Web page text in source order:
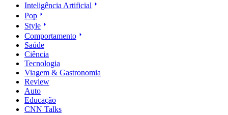
Inteligência Artificial
Pop
Style
Comportamento
Saúde
Ciência
Tecnologia
Viagem & Gastronomia
Review
Auto
Educação
CNN Talks